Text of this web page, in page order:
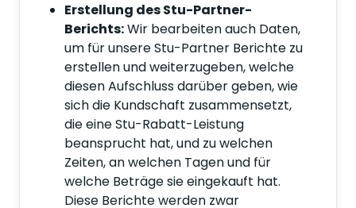
Erstellung des Stu-Partner-
Berichts:Wir bearbeiten auch Daten,
um für unsere Stu-Partner Berichte zu
erstellen und weiterzugeben, welche
diesen Aufschluss darüber geben, wie
sich die Kundschaft zusammensetzt,
die eine Stu-Rabatt-Leistung
beansprucht hat, und zu welchen
Zeiten, an welchen Tagen und für
welche Beträge sie eingekauft hat.
Diese Berichte werden zwar